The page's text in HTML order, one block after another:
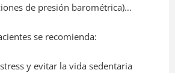
de presión barométrica)…
se recomienda:
y evitar la vida sedentaria